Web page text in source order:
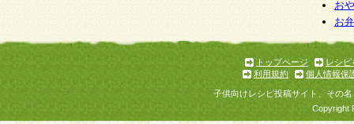
お
お
トップページ
レシピ
利用規約
個人情報保
子供向けレシピ投稿サイト、その
Copyright